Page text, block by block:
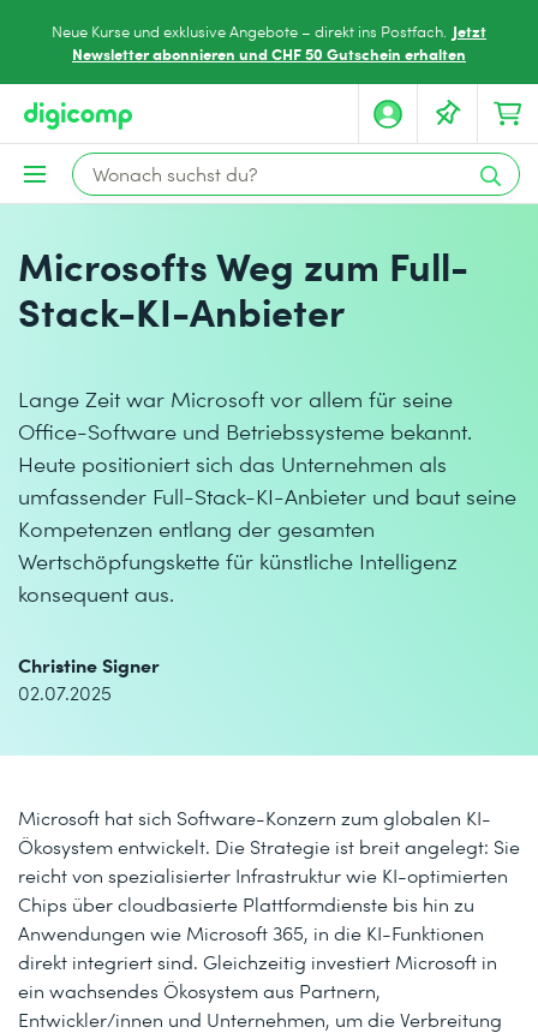
Neue Kurse und exklusive Angebote – direkt ins Postfach. Jetzt
Newsletter abonnieren und CHF 50 Gutschein erhalten
Microsofts Weg zum Full-
Stack-KI-Anbieter
Lange Zeit war Microsoft vor allem für seine
Office-Software und Betriebssysteme bekannt.
Heute positioniert sich das Unternehmen als
umfassender Full-Stack-KI-Anbieter und baut seine
Kompetenzen entlang der gesamten
Wertschöpfungskette für künstliche Intelligenz
konsequent aus.
Christine Signer
02.07.2025
Microsoft hat sich Software-Konzern zum globalen KI-
Ökosystem entwickelt. Die Strategie ist breit angelegt: Sie
reicht von spezialisierter Infrastruktur wie KI-optimierten
Chips über cloudbasierte Plattformdienste bis hin zu
Anwendungen wie Microsoft 365, in die KI-Funktionen
direkt integriert sind. Gleichzeitig investiert Microsoft in
ein wachsendes Ökosystem aus Partnern,
Entwickler/innen und Unternehmen, um die Verbreitung